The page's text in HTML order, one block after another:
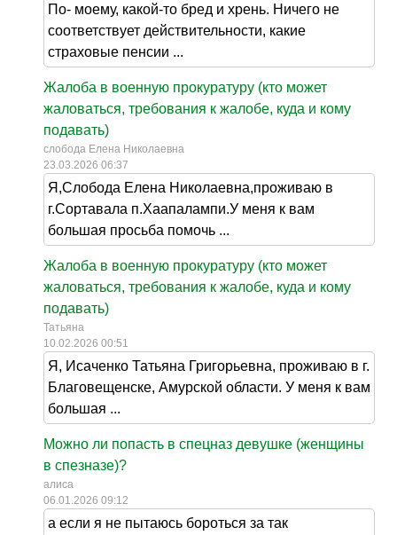
По- моему, какой-то бред и хрень. Ничего не
соответствует действительности, какие
страховые пенсии ...
Жалоба в военную прокуратуру (кто может
жаловаться, требования к жалобе, куда и кому
подавать)
слобода Елена Николаевна
23.03.2026 06:37
Я,Слобода Елена Николаевна,проживаю в
г.Сортавала п.Хаапалампи.У меня к вам
большая просьба помочь ...
Жалоба в военную прокуратуру (кто может
жаловаться, требования к жалобе, куда и кому
подавать)
Татьяна
10.02.2026 00:51
Я, Исаченко Татьяна Григорьевна, проживаю в г.
Благовещенске, Амурской области. У меня к вам
большая ...
Можно ли попасть в спецназ девушке (женщины
в спезназе)?
алиса
06.01.2026 09:12
а если я не пытаюсь бороться за так